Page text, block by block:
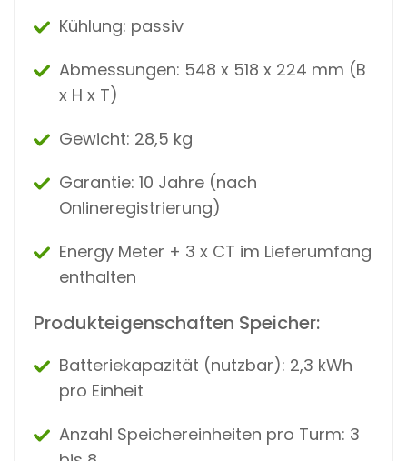
Kühlung: passiv
Abmessungen: 548 x 518 x 224 mm (B
x H x T)
Gewicht: 28,5 kg
Garantie: 10 Jahre (nach
Onlineregistrierung)
Energy Meter + 3 x CT im Lieferumfang
enthalten
Produkteigenschaften Speicher:
Batteriekapazität (nutzbar): 2,3 kWh
pro Einheit
Anzahl Speichereinheiten pro Turm: 3